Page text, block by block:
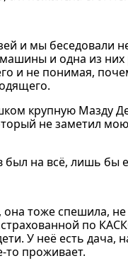
и мы
и одна из них
и не понимая,
крупную Мазду
не заметил
был на всё, лишь
тоже спешила,
по
У неё есть
то проживает.